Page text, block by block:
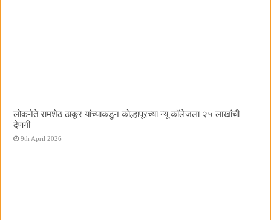
लोकनेते रामशेठ ठाकूर यांच्याकडून कोल्हापूरच्या न्यू कॉलेजला २५ लाखांची
देणगी
9th April 2026